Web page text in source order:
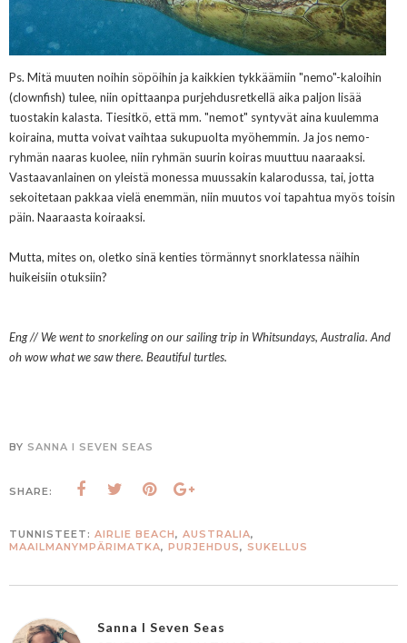
Ps. Mitä muuten noihin söpöihin ja kaikkien tykkäämiin "nemo"-kaloihin
(clownfish) tulee, niin opittaanpa purjehdusretkellä aika paljon lisää
tuostakin kalasta. Tiesitkö, että mm. "nemot" syntyvät aina kuulemma
koiraina, mutta voivat vaihtaa sukupuolta myöhemmin. Ja jos nemo-
ryhmän naaras kuolee, niin ryhmän suurin koiras muuttuu naaraaksi.
Vastaavanlainen on yleistä monessa muussakin kalarodussa, tai, jotta
sekoitetaan pakkaa vielä enemmän, niin muutos voi tapahtua myös toisin
päin. Naaraasta koiraaksi.
Mutta, mites on, oletko sinä kenties törmännyt snorklatessa näihin
huikeisiin otuksiin?
Eng // We went to snorkeling on our sailing trip in Whitsundays, Australia. And
oh wow what we saw there. Beautiful turtles.
BY SANNA I SEVEN SEAS
SHARE:
TUNNISTEET: AIRLIE BEACH, AUSTRALIA,
MAAILMANYMPÄRIMATKA, PURJEHDUS, SUKELLUS
Sanna I Seven Seas